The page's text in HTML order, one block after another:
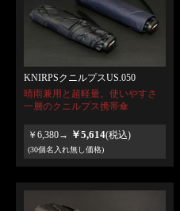
KNIRPSクニルプスUS.050
晴雨兼用と超軽量。使いやすさ
一層のクニルプス携帯傘
￥6,380→ ￥5,614(税込)
(30個名入れ無し価格)